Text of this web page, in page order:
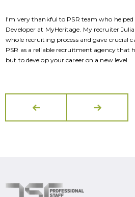
I'm very thankful to PSR team who helped
Developer at MyHeritage. My recruiter
whole recruiting process and gave crucial
PSR as a reliable recruitment agency that
but to develop your career on a new level.